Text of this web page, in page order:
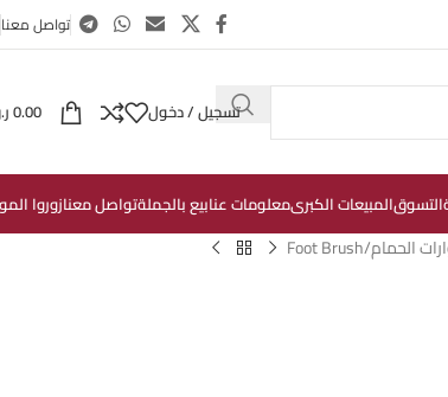
تواصل معنا
تسجيل / دخول 0.00
التسوقالمبيعات الكبرىمعلومات عنابيع بالجملةتواصل معنازوروا
الحمام Foot Brush